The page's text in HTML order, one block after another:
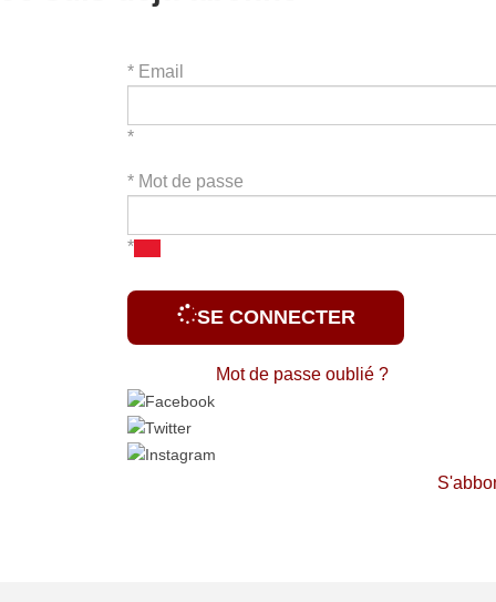
* Email
*
* Mot de passe
*
SE CONNECTER
Mot de passe oublié ?